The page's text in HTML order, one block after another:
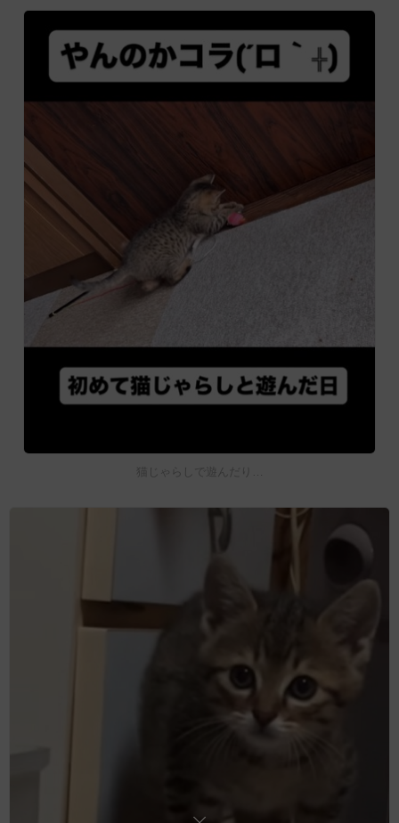
猫じゃらしで遊んだり…